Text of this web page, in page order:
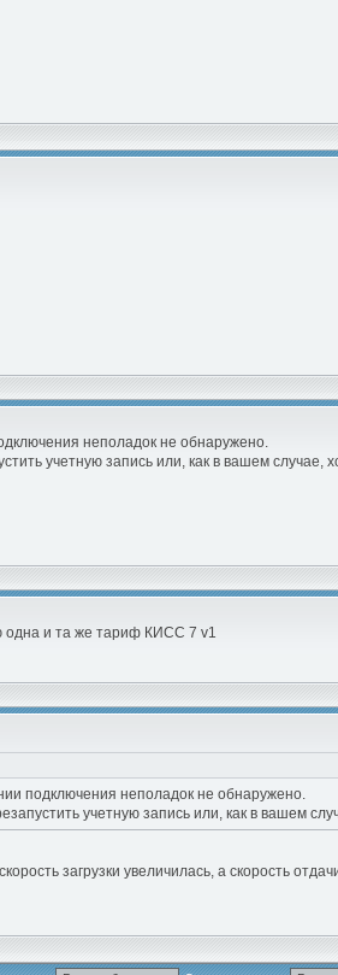
неполадок не обнаружено.
учетную запись или, как в вашем случае,
одна и та же тариф КИСС 7 v1
подключения неполадок не обнаружено.
учетную запись или, как в вашем
загрузки увеличилась, а скорость